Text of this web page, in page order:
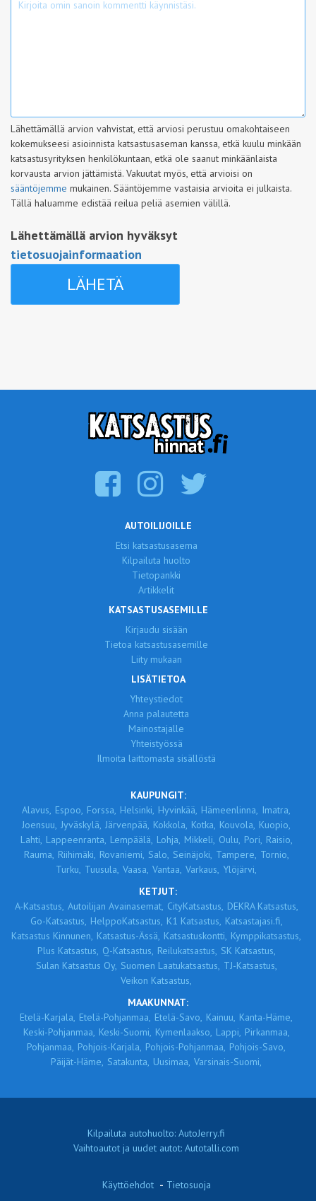
Lähettämällä arvion vahvistat, että arviosi perustuu omakohtaiseen
kokemukseesi asioinnista katsastusaseman kanssa, etkä kuulu minkään
katsastusyrityksen henkilökuntaan, etkä ole saanut minkäänlaista
korvausta arvion jättämistä. Vakuutat myös, että arvioisi on
sääntöjemme mukainen. Sääntöjemme vastaisia arvioita ei julkaista.
Tällä haluamme edistää reilua peliä asemien välillä.
Lähettämällä arvion hyväksyt
tietosuojainformaation
AUTOILIJOILLE
Etsi katsastusasema
Kilpailuta huolto
Tietopankki
Artikkelit
KATSASTUSASEMILLE
Kirjaudu sisään
Tietoa katsastusasemille
Liity mukaan
LISÄTIETOA
Yhteystiedot
Anna palautetta
Mainostajalle
Yhteistyössä
Ilmoita laittomasta sisällöstä
KAUPUNGIT:
Alavus, Espoo, Forssa, Helsinki, Hyvinkää, Hämeenlinna, Imatra,
Joensuu, Jyväskylä, Järvenpää, Kokkola, Kotka, Kouvola, Kuopio,
Lahti, Lappeenranta, Lempäälä, Lohja, Mikkeli, Oulu, Pori, Raisio,
Rauma, Riihimäki, Rovaniemi, Salo, Seinäjoki, Tampere, Tornio,
Turku, Tuusula, Vaasa, Vantaa, Varkaus, Ylöjärvi,
KETJUT:
A-Katsastus, Autoilijan Avainasemat, CityKatsastus, DEKRA Katsastus,
Go-Katsastus, HelppoKatsastus, K1 Katsastus, Katsastajasi.fi,
Katsastus Kinnunen, Katsastus-Ässä, Katsastuskontti, Kymppikatsastus,
Plus Katsastus, Q-Katsastus, Reilukatsastus, SK Katsastus,
Sulan Katsastus Oy, Suomen Laatukatsastus, TJ-Katsastus,
Veikon Katsastus,
MAAKUNNAT:
Etelä-Karjala, Etelä-Pohjanmaa, Etelä-Savo, Kainuu, Kanta-Häme,
Keski-Pohjanmaa, Keski-Suomi, Kymenlaakso, Lappi, Pirkanmaa,
Pohjanmaa, Pohjois-Karjala, Pohjois-Pohjanmaa, Pohjois-Savo,
Päijät-Häme, Satakunta, Uusimaa, Varsinais-Suomi,
Kilpailuta autohuolto: AutoJerry.fi
Vaihtoautot ja uudet autot: Autotalli.com
Käyttöehdot - Tietosuoja